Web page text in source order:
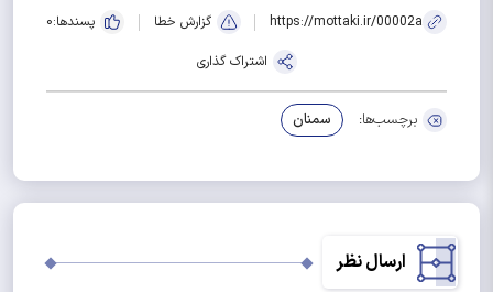
https://mottaki.ir/00002a گزارش خطا پسندها:0
اشتراک گذاری
برچسب‌ها: سمنان
ارسال نظر